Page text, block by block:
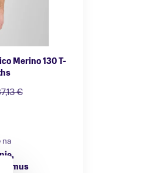
Merino 130 T-
€
na